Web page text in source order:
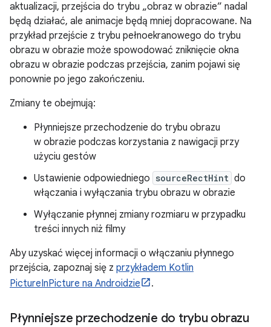
aktualizacji, przejścia do trybu „obraz w obrazie” nadal
będą działać, ale animacje będą mniej dopracowane. Na
przykład przejście z trybu pełnoekranowego do trybu
obrazu w obrazie może spowodować zniknięcie okna
obrazu w obrazie podczas przejścia, zanim pojawi się
ponownie po jego zakończeniu.
Zmiany te obejmują:
Płynniejsze przechodzenie do trybu obrazu
w obrazie podczas korzystania z nawigacji przy
użyciu gestów
Ustawienie odpowiedniego sourceRectHint do
włączania i wyłączania trybu obrazu w obrazie
Wyłączanie płynnej zmiany rozmiaru w przypadku
treści innych niż filmy
Aby uzyskać więcej informacji o włączaniu płynnego
przejścia, zapoznaj się z przykładem Kotlin
PictureInPicture na Androidzie
.
Płynniejsze przechodzenie do trybu obrazu